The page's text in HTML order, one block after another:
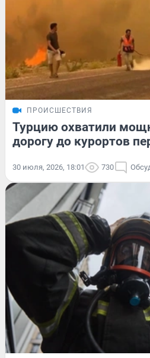
ПРОИСШЕСТВИЯ
Турцию охватили
дорогу до курортов
30 июля, 2026, 18:01 730